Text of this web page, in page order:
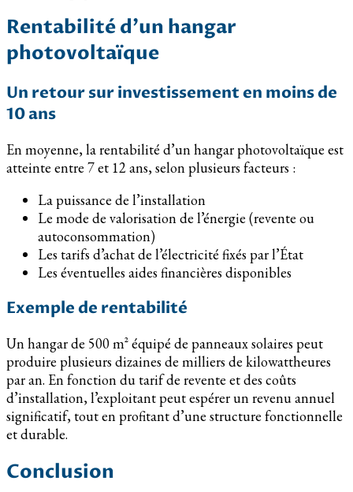
Rentabilité d’un hangar
photovoltaïque
Un retour sur investissement en moins de
10 ans
En moyenne, la rentabilité d’un hangar photovoltaïque est
atteinte entre 7 et 12 ans, selon plusieurs facteurs :
La puissance de l’installation
Le mode de valorisation de l’énergie (revente ou
autoconsommation)
Les tarifs d’achat de l’électricité fixés par l’État
Les éventuelles aides financières disponibles
Exemple de rentabilité
Un hangar de 500 m² équipé de panneaux solaires peut
produire plusieurs dizaines de milliers de kilowattheures
par an. En fonction du tarif de revente et des coûts
d’installation, l’exploitant peut espérer un revenu annuel
significatif, tout en profitant d’une structure fonctionnelle
et durable.
Conclusion